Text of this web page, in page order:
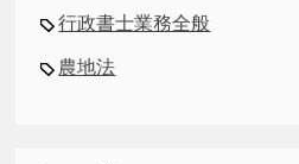
行政書士業務全般
農地法